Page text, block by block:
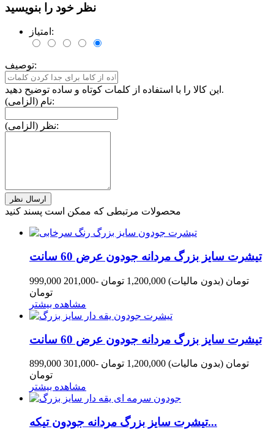
نظر خود را بنویسید
امتیاز:
توصیف:
این کالا را با استفاده از کلمات کوتاه و ساده توضیح دهید.
نام (الزامی):
نظر (الزامی):
محصولات مرتبطی که ممکن است پسند کنید
تیشرت سایز بزرگ مردانه جودون عرض 60 سانت
999,000 تومان (بدون مالیات) 1,200,000 تومان
-201,000
تومان
مشاهده بیشتر
تیشرت سایز بزرگ مردانه جودون عرض 60 سانت
899,000 تومان (بدون مالیات) 1,200,000 تومان
-301,000
تومان
مشاهده بیشتر
تیشرت سایز بزرگ مردانه جودون تیکه...